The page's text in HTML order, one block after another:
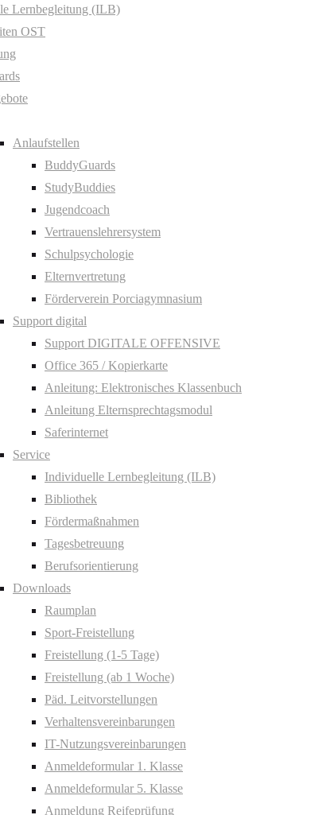
Lernbegleitung (ILB)
OST
Anlaufstellen
BuddyGuards
StudyBuddies
Jugendcoach
Vertrauenslehrersystem
Schulpsychologie
Elternvertretung
Förderverein Porciagymnasium
Support digital
Support DIGITALE OFFENSIVE
Office 365 / Kopierkarte
Anleitung: Elektronisches Klassenbuch
Anleitung Elternsprechtagsmodul
Saferinternet
Service
Individuelle Lernbegleitung (ILB)
Bibliothek
Fördermaßnahmen
Tagesbetreuung
Berufsorientierung
Downloads
Raumplan
Sport-Freistellung
Freistellung (1-5 Tage)
Freistellung (ab 1 Woche)
Päd. Leitvorstellungen
Verhaltensvereinbarungen
IT-Nutzungsvereinbarungen
Anmeldeformular 1. Klasse
Anmeldeformular 5. Klasse
Anmeldung Reifeprüfung